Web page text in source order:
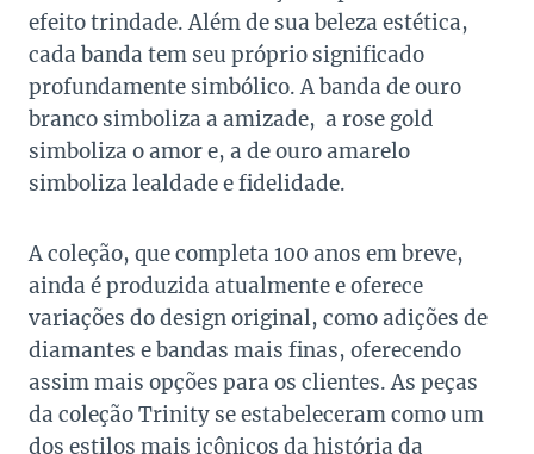
efeito trindade. Além de sua beleza estética,
cada banda tem seu próprio significado
profundamente simbólico. A banda de ouro
branco simboliza a amizade, a rose gold
simboliza o amor e, a de ouro amarelo
simboliza lealdade e fidelidade.
A coleção, que completa 100 anos em breve,
ainda é produzida atualmente e oferece
variações do design original, como adições de
diamantes e bandas mais finas, oferecendo
assim mais opções para os clientes. As peças
da coleção Trinity se estabeleceram como um
dos estilos mais icônicos da história da